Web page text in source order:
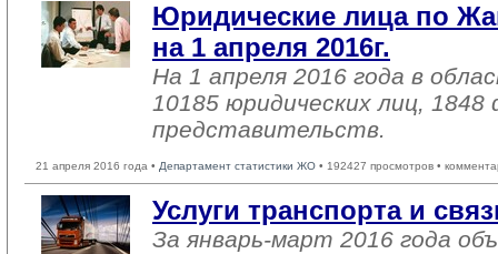
Юридические лица по
на 1 апреля 2016г.
На 1 апреля 2016 года в
10185 юридических лиц, 1848
представительств.
21 апреля 2016 года • Департамент статистики ЖО • 192427 просмотров •
Услуги транспорта и
За январь-март 2016 года